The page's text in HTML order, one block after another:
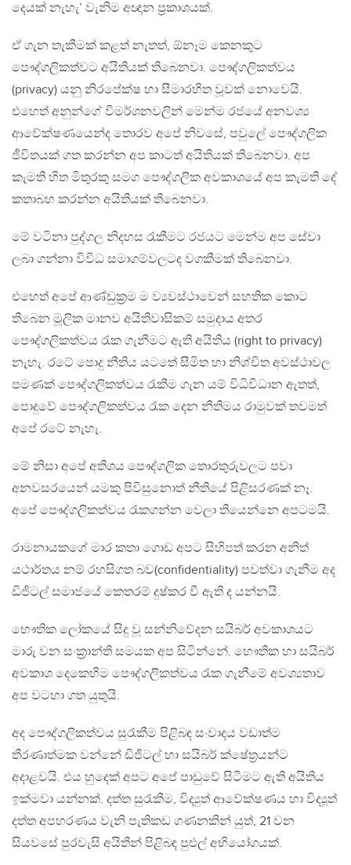
දෙයක් නැහැ’ වැනිම අඥාන ප‍්‍රකාශයක්.
ඒ ගැන තැකීමක් කළත් නැතත්, ඕනෑම කෙනකුට
පෞද්ගලිකත්වට අයිතියක් තිබෙනවා. පෞද්ගලිකත්වය
(privacy) යනු නිරපේක්ෂ හා සීමාරහිත වූවක් නොවෙයි.
එහෙත් අනුන්ගේ විමර්ශනවලින් මෙන්ම රජයේ අනවශ්‍ය
ආවේක්ෂණයෙන්ද තොරව අපේ නිවසේ, පවුලේ පෞද්ගලික
ජීවිතයක් ගත කරන්න අප කාටත් අයිතියක් තිබෙනවා. අප
කැමති හිත මිතුරකු සමග පෞද්ගලික අවකාශයේ අප කැමති දේ
කතාබහ කරන්න අයිතියක් තිබෙනවා.
මේ වටිනා පුද්ගල නිදහස රැකීමට රජයට මෙන්ම අප සේවා
ලබා ගන්නා විවිධ සමාගම්වලටද වගකීමක් තිබෙනවා.
එහෙත් අපේ ආණ්ඩුක්‍රම ම ව්‍යවස්ථාවෙන් සහතික කොට
තිබෙන මූලික මානව අයිතිවාසිකම් සමුදාය අතර
පෞද්ගලිකත්වය රැක ගැනීමට ඇති අයිතිය (right to privacy)
නැහැ. රටේ පොදු නීතිය යටතේ සීමිත හා නිශ්චිත අවස්ථාවල
පමණක් පෞද්ගලිකත්වය රැකීම ගැන යම් විධිවිධාන ඇතත්,
පොදුවේ පෞද්ගලිකත්වය රැක දෙන නීතිමය රාමුවක් තවමත්
අපේ රටේ නැහැ.
මේ නිසා අපේ අතිශය පෞද්ගලික තොරතුරුවලට පවා
අනවසරයෙන් යමකු පිවිසුනොත් නීතියේ පිළිසරණක් නෑ.
අපේ පෞද්ගලිකත්වය රැකගන්න වෙලා තියෙන්නෙ අපටමයි.
රාමනායකගේ මාර කතා ගොඩ අපට සිහිපත් කරන අනිත්
යථාර්තය නම් රහසිගත බව(confidentiality) පවත්වා ගැනීම අද
ඩිජිටල් සමාජයේ කෙතරම් දුෂ්කර වී ඇති ද යන්නයි.
භෞතික ලෝකයේ සිදු වූ සන්නිවේදන සයිබර් අවකාශයට
මාරු වන සංක්‍රාන්ති සමයක අප සිටින්නේ. භෞතික හා සයිබර්
අවකාශ දෙකෙහිම පෞද්ගලිකත්වය රැක ගැනීමේ අවශ්‍යතාව
අප වටහා ගත යුතුයි.
අද පෞද්ගලිකත්වය සුරැකීම පිළිබඳ සංවාදය වඩාත්ම
තීරණාත්මක වන්නේ ඩිජිටල් හා සයිබර් ක්ෂේත්‍රයන්ට
අදාළවයි. එය හුදෙක් අපට අපේ පාඩුවේ සිටීමට ඇති අයිතිය
ඉක්මවා යන්නක්. දත්ත සුරැකීම, විද්‍යුත් ආවේක්ෂණය හා විද්‍යූත්
දත්ත අපහරණය වැනි පැතිකඩ ගණනකින් යුත්, 21 වන
සියවසේ පුරවැසි අයිතීන් පිළිබඳ පුළුල් අභියෝගයක්.